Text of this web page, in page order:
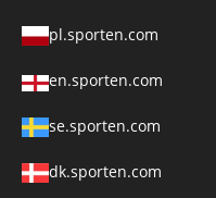
pl.sporten.com
en.sporten.com
se.sporten.com
dk.sporten.com